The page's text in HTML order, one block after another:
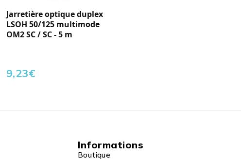
Jarretière optique duplex
LSOH 50/125 multimode
OM2 SC / SC - 5 m
9,23€
Informations
Boutique